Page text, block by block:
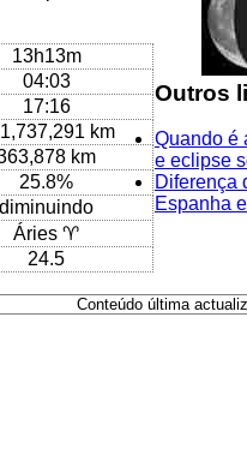
13h13m
04:03
17:16
km
km
25.8%
diminuindo
Áries ♈
24.5
Outros
Quando é
e eclipse
Diferença
Espanha
Conteúdo última